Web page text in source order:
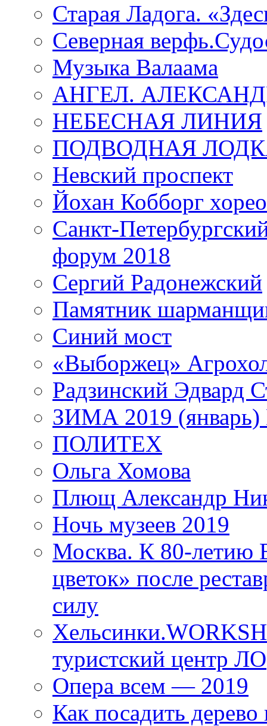
Старая Ладога.
Северная
Музыка Валаама
АНГЕЛ.
НЕБЕСНАЯ ЛИНИЯ
ПОДВОДНАЯ
Невский проспект
Йохан Кобборг
Санкт-
форум 2018
Сергий Радонежский
Памятник
Синий мост
«Выборжец»
Радзинский Эдвард
ЗИМА 2019 (январь)
ПОЛИТЕХ
Ольга Хомова
Плющ Александр
Ночь музеев 2019
Москва. К 80-
цветок» после
силу
туристский центр ЛО
Опера всем — 2019
Как посадить дерево